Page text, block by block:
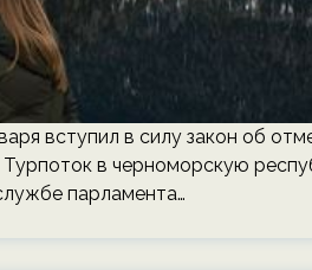
вступил в силу закон об
в черноморскую
парламента…